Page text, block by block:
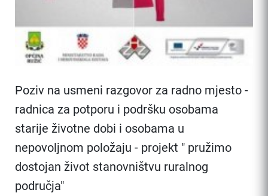
Poziv na usmeni razgovor za radno mjesto -
radnica za potporu i podršku osobama
starije životne dobi i osobama u
nepovoljnom položaju - projekt " pružimo
dostojan život stanovništvu ruralnog
područja"